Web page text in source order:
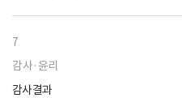
7
감사·윤리
감사결과